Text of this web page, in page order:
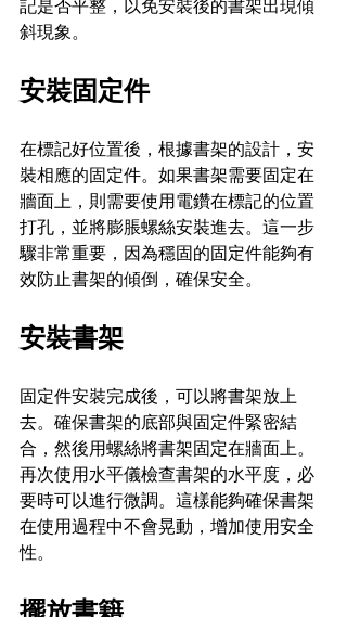
記是否平整，以免安裝後的書架出現傾
斜現象。
安裝固定件
在標記好位置後，根據書架的設計，安
裝相應的固定件。如果書架需要固定在
牆面上，則需要使用電鑽在標記的位置
打孔，並將膨脹螺絲安裝進去。這一步
驟非常重要，因為穩固的固定件能夠有
效防止書架的傾倒，確保安全。
安裝書架
固定件安裝完成後，可以將書架放上
去。確保書架的底部與固定件緊密結
合，然後用螺絲將書架固定在牆面上。
再次使用水平儀檢查書架的水平度，必
要時可以進行微調。這樣能夠確保書架
在使用過程中不會晃動，增加使用安全
性。